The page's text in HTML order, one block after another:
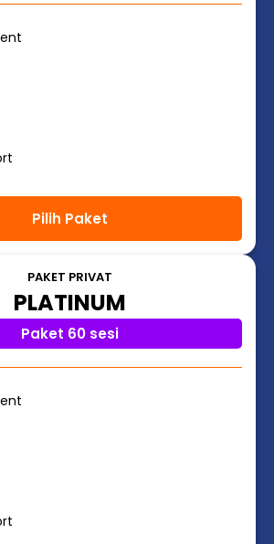
Pilih Paket
PAKET PRIVAT
PLATINUM
Paket 60 sesi